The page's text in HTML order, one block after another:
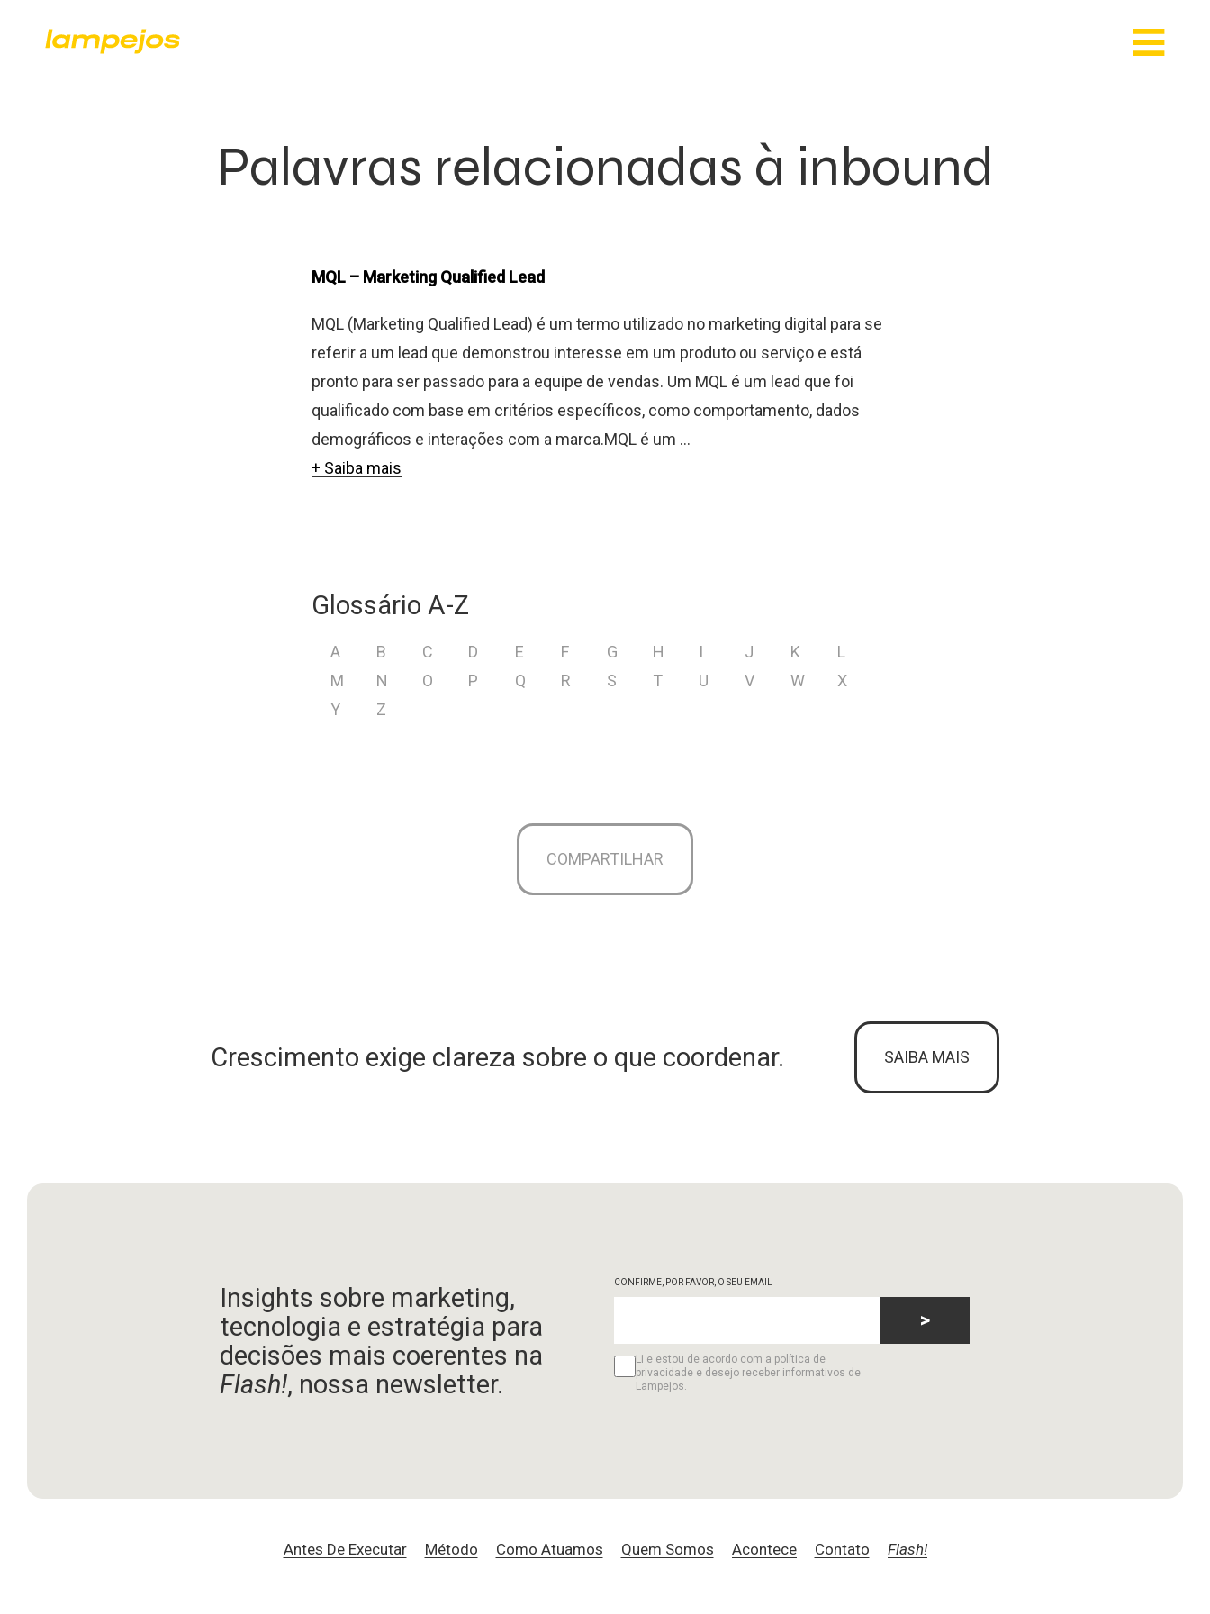
Palavras relacionadas à inbound
MQL – Marketing Qualified Lead
MQL (Marketing Qualified Lead) é um termo utilizado no marketing digital para se
referir a um lead que demonstrou interesse em um produto ou serviço e está
pronto para ser passado para a equipe de vendas. Um MQL é um lead que foi
qualificado com base em critérios específicos, como comportamento, dados
demográficos e interações com a marca.MQL é um ...
+ Saiba mais
Glossário A-Z
A B C D E F G H I J K
L
M
N O P Q R S T U V W
X
Y
Z
COMPARTILHAR
Crescimento exige clareza sobre o que coordenar. SAIBA MAIS
Insights sobre marketing,
tecnologia e estratégia para
decisões mais coerentes na
Flash!, nossa newsletter.
CONFIRME, POR FAVOR, O SEU EMAIL
Li e estou de acordo com a política de
privacidade e desejo receber informativos de
Lampejos.
>
Antes De Executar Método Como Atuamos Quem Somos Acontece Contato Flash!